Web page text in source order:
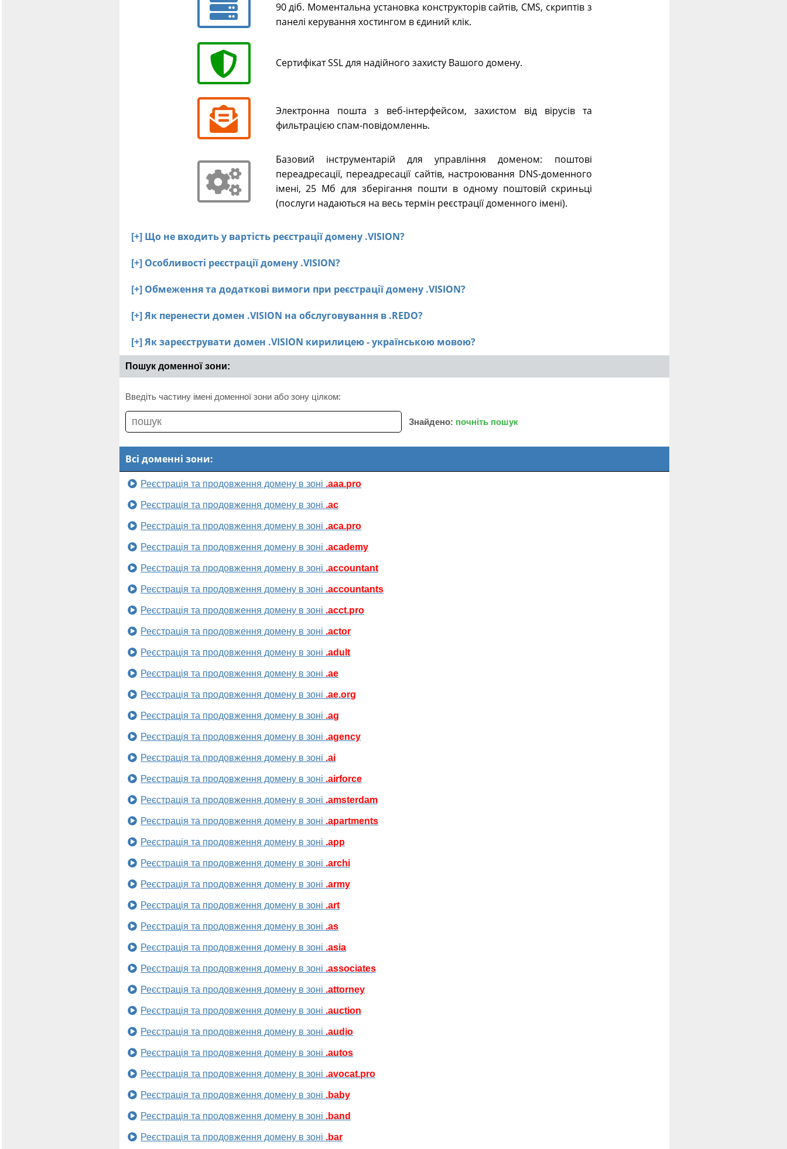
90 діб. Моментальна установка конструкторів сайтів, CMS, скриптів з
панелі керування хостингом в єдиний клік.
Сертифікат SSL для надійного захисту Вашого домену.
Электронна пошта з веб-інтерфейсом, захистом від вірусів та
фильтрацією спам-повідомленнь.
Базовий інструментарій для управління доменом: поштові
переадресації, переадресації сайтів, настроювання DNS-доменного
імені, 25 Мб для зберігання пошти в одному поштовій скриньці
(послуги надаються на весь термін реєстрації доменного імені).
[+] Що не входить у вартість реєстрації домену .VISION?
[+] Особливості реєстрації домену .VISION?
[+] Обмеження та додаткові вимоги при реєстрації домену .VISION?
[+] Як перенести домен .VISION на обслуговування в .REDO?
[+] Як зареєструвати домен .VISION кирилицею - українською мовою?
Пошук доменної зони:
Введіть частину імені доменної зони або зону цілком:
Знайдено: почніть пошук
Всі доменні зони:
Реєстрація та продовження домену в зоні .aaa.pro
Реєстрація та продовження домену в зоні .ac
Реєстрація та продовження домену в зоні .aca.pro
Реєстрація та продовження домену в зоні .academy
Реєстрація та продовження домену в зоні .accountant
Реєстрація та продовження домену в зоні .accountants
Реєстрація та продовження домену в зоні .acct.pro
Реєстрація та продовження домену в зоні .actor
Реєстрація та продовження домену в зоні .adult
Реєстрація та продовження домену в зоні .ae
Реєстрація та продовження домену в зоні .ae.org
Реєстрація та продовження домену в зоні .ag
Реєстрація та продовження домену в зоні .agency
Реєстрація та продовження домену в зоні .ai
Реєстрація та продовження домену в зоні .airforce
Реєстрація та продовження домену в зоні .amsterdam
Реєстрація та продовження домену в зоні .apartments
Реєстрація та продовження домену в зоні .app
Реєстрація та продовження домену в зоні .archi
Реєстрація та продовження домену в зоні .army
Реєстрація та продовження домену в зоні .art
Реєстрація та продовження домену в зоні .as
Реєстрація та продовження домену в зоні .asia
Реєстрація та продовження домену в зоні .associates
Реєстрація та продовження домену в зоні .attorney
Реєстрація та продовження домену в зоні .auction
Реєстрація та продовження домену в зоні .audio
Реєстрація та продовження домену в зоні .autos
Реєстрація та продовження домену в зоні .avocat.pro
Реєстрація та продовження домену в зоні .baby
Реєстрація та продовження домену в зоні .band
Реєстрація та продовження домену в зоні .bar